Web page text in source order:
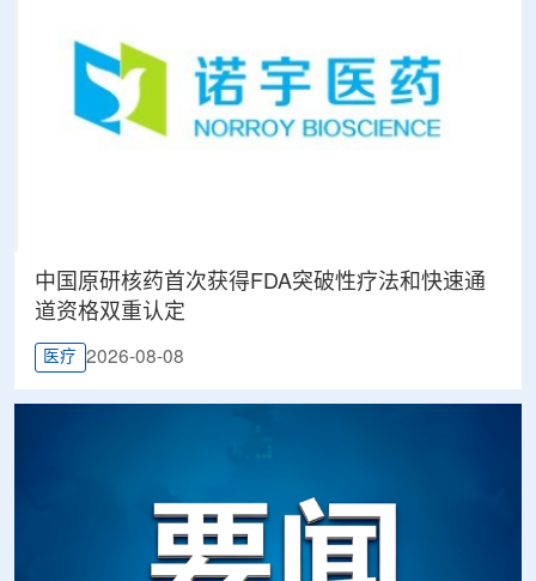
中国原研核药首次获得FDA突破性疗法和快速通
道资格双重认定
医疗 2026-08-08